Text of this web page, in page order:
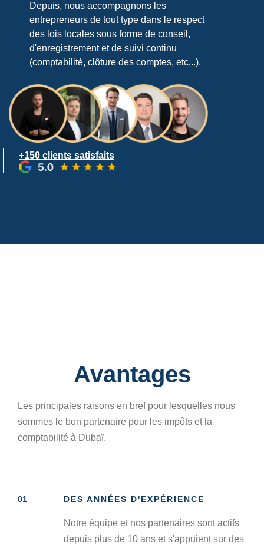
Depuis, nous accompagnons les
entrepreneurs de tout type dans le respect
des lois locales sous forme de conseil,
d'enregistrement et de suivi continu
(comptabilité, clôture des comptes, etc...).
+150 clients satisfaits
Avantages
Les principales raisons en bref pour lesquelles nous
sommes le bon partenaire pour les impôts et la
comptabilité à Dubaï.
01 DES ANNÉES D'EXPÉRIENCE
Notre équipe et nos partenaires sont actifs
depuis plus de 10 ans et s'appuient sur des